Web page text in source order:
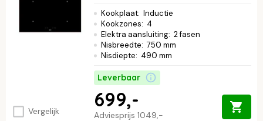
Vergelijk
Kookplaat: Inductie
Kookzones: 4
Elektra aansluiting: 2 fasen
Nisbreedte: 750 mm
Nisdiepte: 490 mm
Leverbaar
Adviesprijs 1049,-
699,-